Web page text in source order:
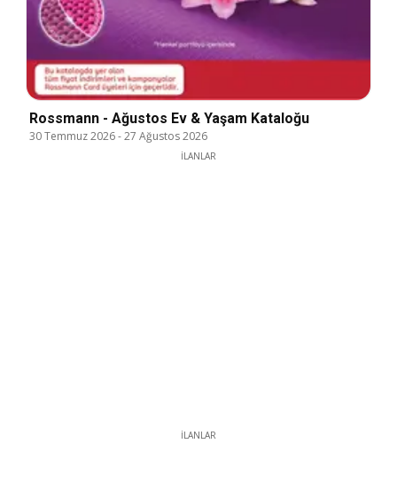
Rossmann - Ağustos Ev & Yaşam Kataloğu
30 Temmuz 2026-27 Ağustos 2026
İLANLAR
İLANLAR